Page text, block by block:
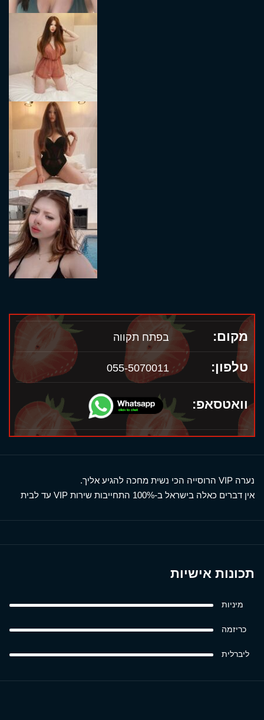
מקום: בפתח תקווה
טלפון: 055-5070011
וואטסאפ:
נערה VIP הרוסייה הכי נשית מחכה להגיע אליך.
אין דברים כאלה בישראל ב-100% התחייבות שירות VIP עד לבית
תכונות אישיות
מיניות
כריזמה
ליברלית